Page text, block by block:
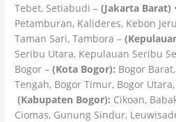
Tebet, Setiabudi –(Jakarta Barat)
Petamburan, Kalideres, Kebon
Taman Sari, Tambora –
Seribu Utara, Kepulauan Seribu
Bogor –(Kota Bogor): Bogor
Tengah, Bogor Timur, Bogor
(Kabupaten Bogor): Cikoan,
Ciomas, Gunung Sindur,